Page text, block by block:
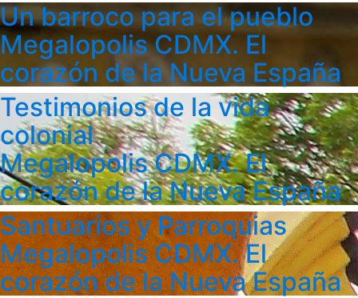
Un barroco para el pueblo
Megalopolis CDMX. El
corazón de la Nueva España
Testimonios de la vida
colonial
Megalopolis CDMX. El
corazón de la Nueva España
Santuarios y Parroquias
Megalopolis CDMX. El
corazón de la Nueva España